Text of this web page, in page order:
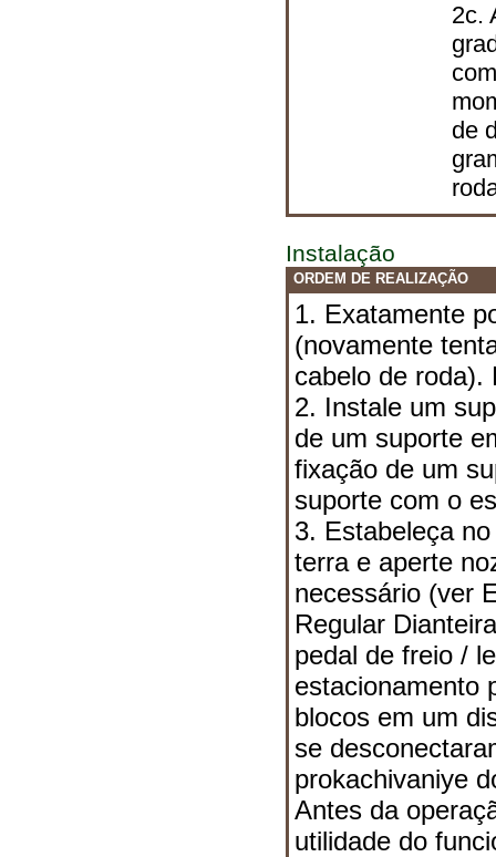
2c.
de
Instalação
ORDEM DE REALIZAÇÃO
1. Exatamente
(novamente
cabelo de roda).
2. Instale um
de um suporte
fixação de um
suporte com o
3. Estabeleça
terra e aperte
necessário (ver
Regular
pedal de freio /
estacionamento
blocos em um
se
prokachivaniye
Antes da
utilidade do